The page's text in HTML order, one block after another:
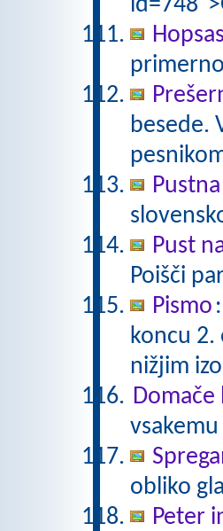
besede.
Pust
Poišči
Pismo
koncu 2.
nižjim
Domače
obliko
Peter